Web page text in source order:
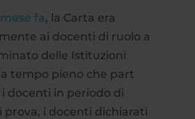
fa, la Carta era
ai docenti di ruolo a
delle Istituzioni
a tempo pieno che part
docenti in periodo di
prova, i docenti dichiarati